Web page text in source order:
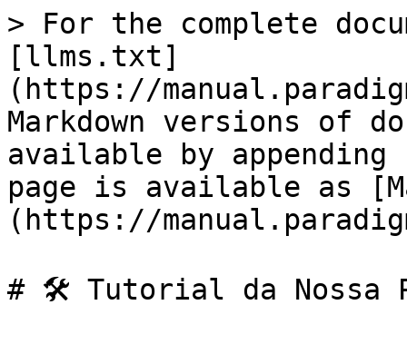
> For the complete
[llms.txt]
(https://
Markdown versions of
available by
page is available as
(https://
# 🛠️ Tutorial da Nossa